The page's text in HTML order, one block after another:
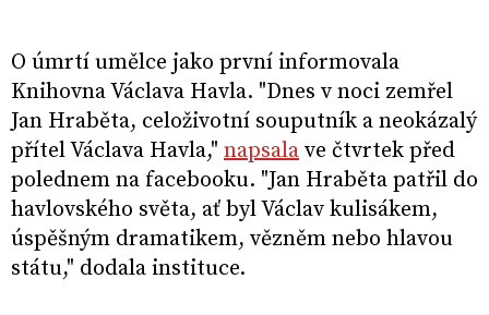
O úmrtí umělce jako první informovala
Knihovna Václava Havla. "Dnes v noci zemřel
Jan Hraběta, celoživotní souputník a neokázalý
přítel Václava Havla," napsala ve čtvrtek před
polednem na facebooku. "Jan Hraběta patřil do
havlovského světa, ať byl Václav kulisákem,
úspěšným dramatikem, vězněm nebo hlavou
státu," dodala instituce.